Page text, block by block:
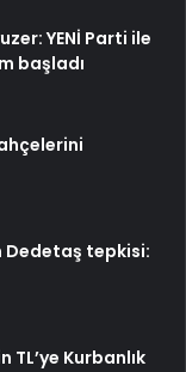
YENİ Parti ile
başladı
Dedetaş tepkisi:
TL’ye Kurbanlık